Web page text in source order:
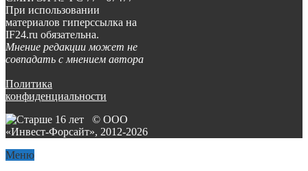
При использовании
материалов гиперссылка на
IF24.ru обязательна.
Мнение редакции может не
совпадать с мнением автора
Политика
конфиденциальности
© ООО
«Инвест-Форсайт», 2012-2026
Меню